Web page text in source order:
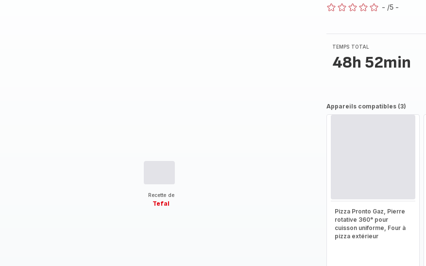
Recette de
Tefal
- /5 -
TEMPS TOTAL
48h 52min
Appareils compatibles (3)
Pizza Pronto Gaz, Pierre
rotative 360° pour
cuisson uniforme, Four à
pizza extérieur